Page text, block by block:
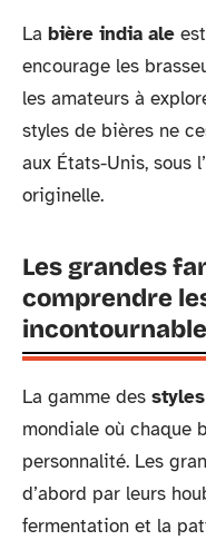
La bière india ale
encourage les
les amateurs à
styles de bières ne
aux États-Unis, sous
originelle.
Les grandes
comprendre
La gamme des
mondiale où chaque
personnalité. Les
d’abord par leurs
fermentation et la